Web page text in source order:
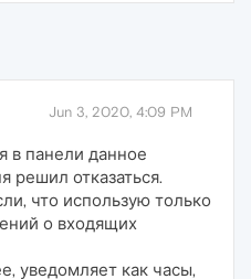
Jun 3, 2020, 4:09 PM
в панели данное
решил отказаться.
что использую только
о входящих
уведомляет как часы,